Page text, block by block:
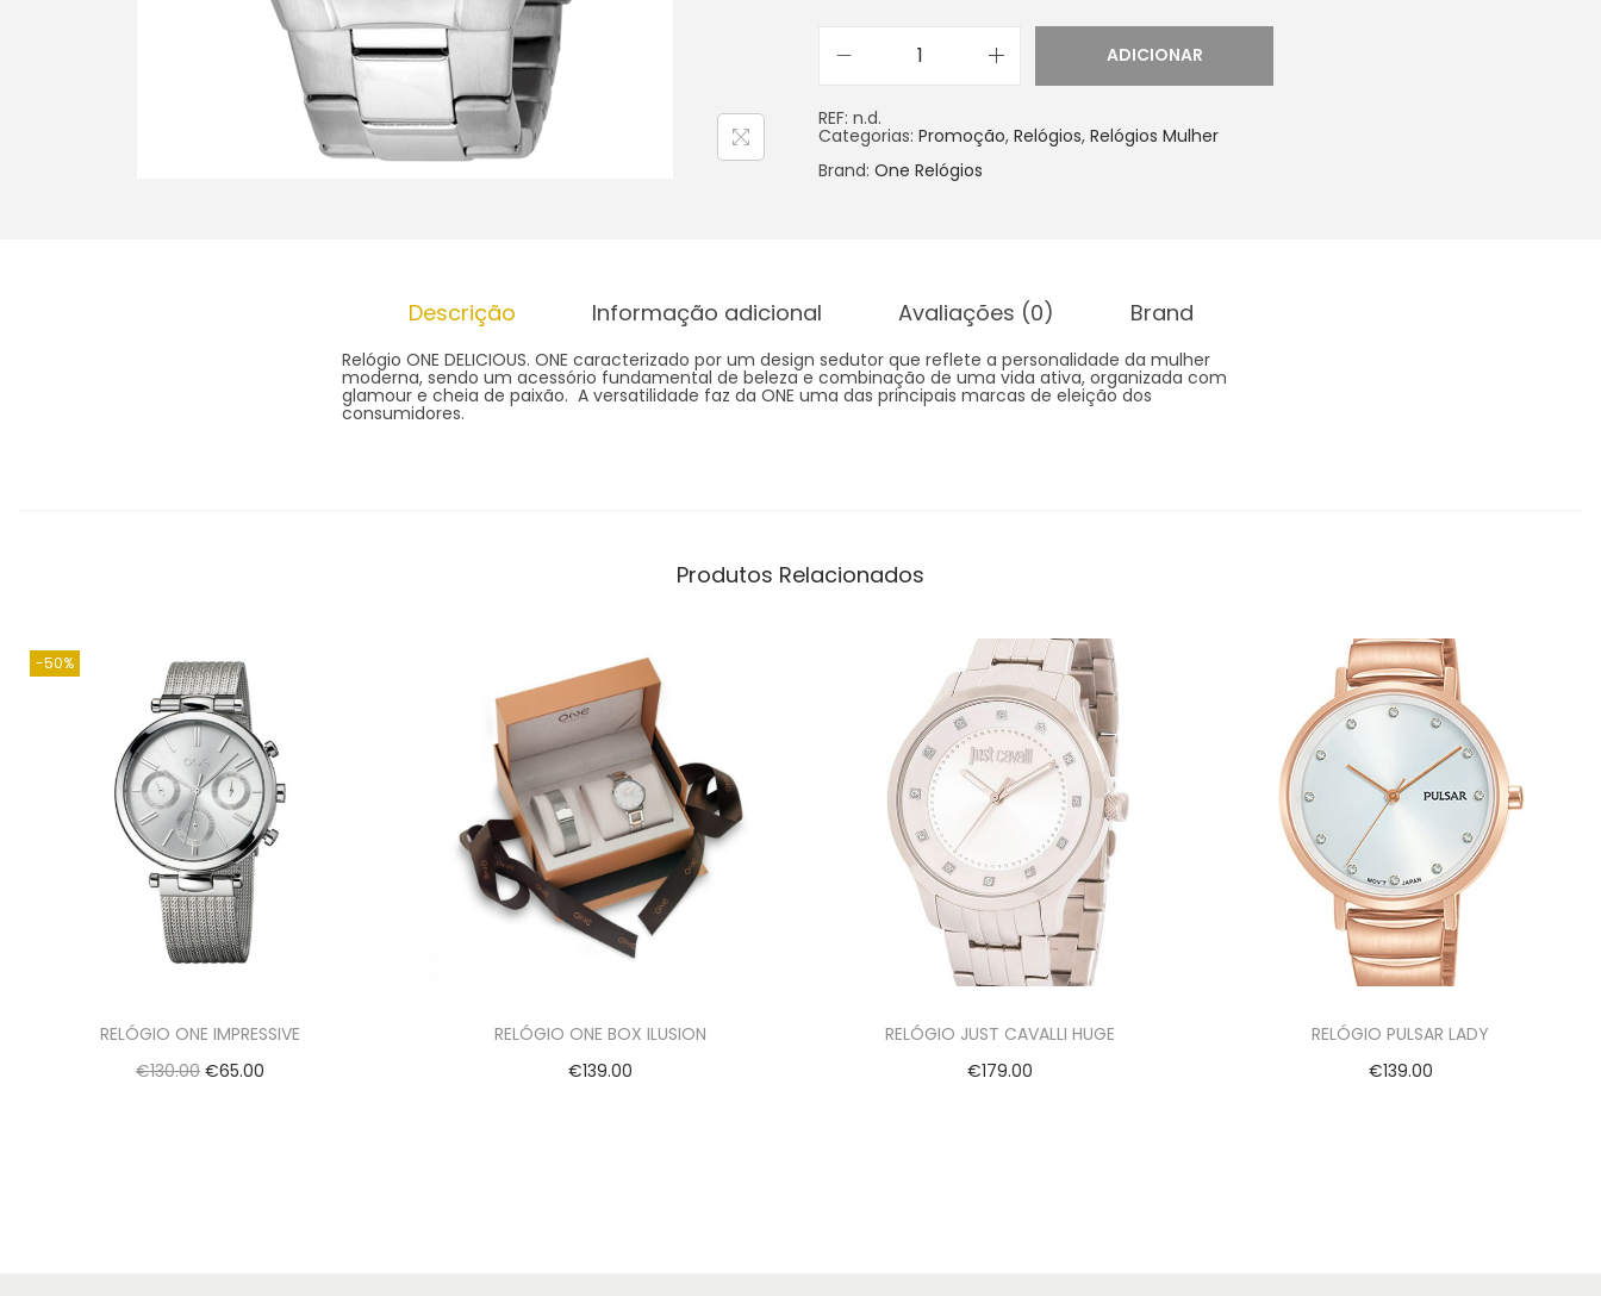
ADICIONAR
REF: n.d.
Categorias: Promoção, Relógios, Relógios Mulher
Brand: One Relógios
Descrição Informação adicional Avaliações (0) Brand
Relógio ONE DELICIOUS. ONE caracterizado por um design sedutor que reflete a personalidade da mulher
moderna, sendo um acessório fundamental de beleza e combinação de uma vida ativa, organizada com
glamour e cheia de paixão. A versatilidade faz da ONE uma das principais marcas de eleição dos
consumidores.
Produtos Relacionados
-50%
RELÓGIO ONE IMPRESSIVE
€130.00 €65.00
RELÓGIO ONE BOX ILUSION
€139.00
RELÓGIO JUST CAVALLI HUGE
€179.00
RELÓGIO PULSAR LADY
€139.00